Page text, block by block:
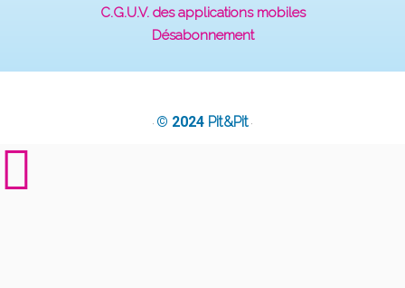
C.G.U.V. des applications mobiles
Désabonnement
· © 2024 Pit&Pit ·